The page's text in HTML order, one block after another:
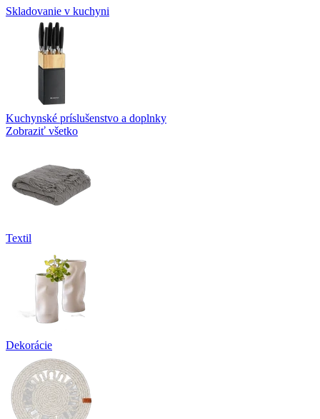
Skladovanie v kuchyni
Kuchynské príslušenstvo a doplnky
Zobraziť všetko
Textil
Dekorácie